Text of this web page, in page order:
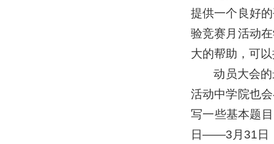
提供一个良好
验竞赛月活动
大的帮助，可
动员大会
活动中学院也
写一些基本题
日——3月31日